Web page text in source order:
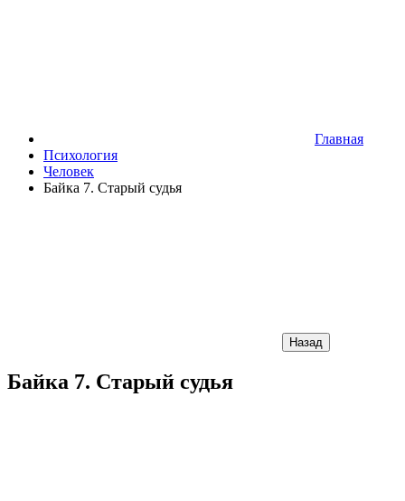
Главная
Психология
Человек
Байка 7. Старый судья
Назад
Байка 7. Старый судья